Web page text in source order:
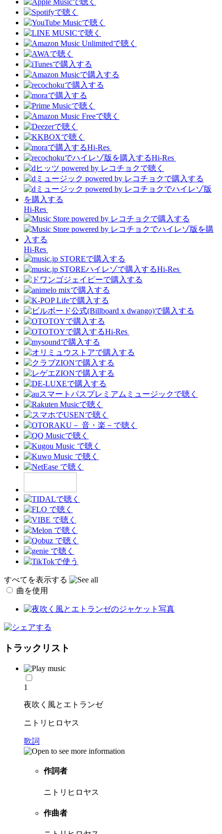
Hi-Res
Hi-Res
Hi-Res
Hi-Res
Hi-Res
Hi-Res
すべてを表示する
曲を使用
トラックリスト
1
夜吹く風とエトランゼ
ニトリヒロヤス
歌詞
作詞者
ニトリヒロヤス
作曲者